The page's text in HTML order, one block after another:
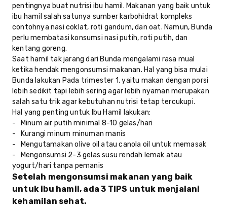
pentingnya buat nutrisi ibu hamil. Makanan yang baik untuk
ibu hamil salah satunya sumber karbohidrat kompleks
contohnya nasi coklat, roti gandum, dan oat. Namun, Bunda
perlu membatasi konsumsi nasi putih, roti putih, dan
kentang goreng.
Saat hamil tak jarang dari Bunda mengalami rasa mual
ketika hendak mengonsumsi makanan. Hal yang bisa mulai
Bunda lakukan Pada trimester 1, yaitu makan dengan porsi
lebih sedikit tapi lebih sering agar lebih nyaman merupakan
salah satu trik agar kebutuhan nutrisi tetap tercukupi.
Hal yang penting untuk Ibu Hamil lakukan:
- Minum air putih minimal 8-10 gelas/hari
- Kurangi minum minuman manis
- Mengutamakan olive oil atau canola oil untuk memasak
- Mengonsumsi 2-3 gelas susu rendah lemak atau
yogurt/hari tanpa pemanis
Setelah mengonsumsi makanan yang baik
untuk ibu hamil, ada 3 TIPS untuk menjalani
kehamilan sehat.